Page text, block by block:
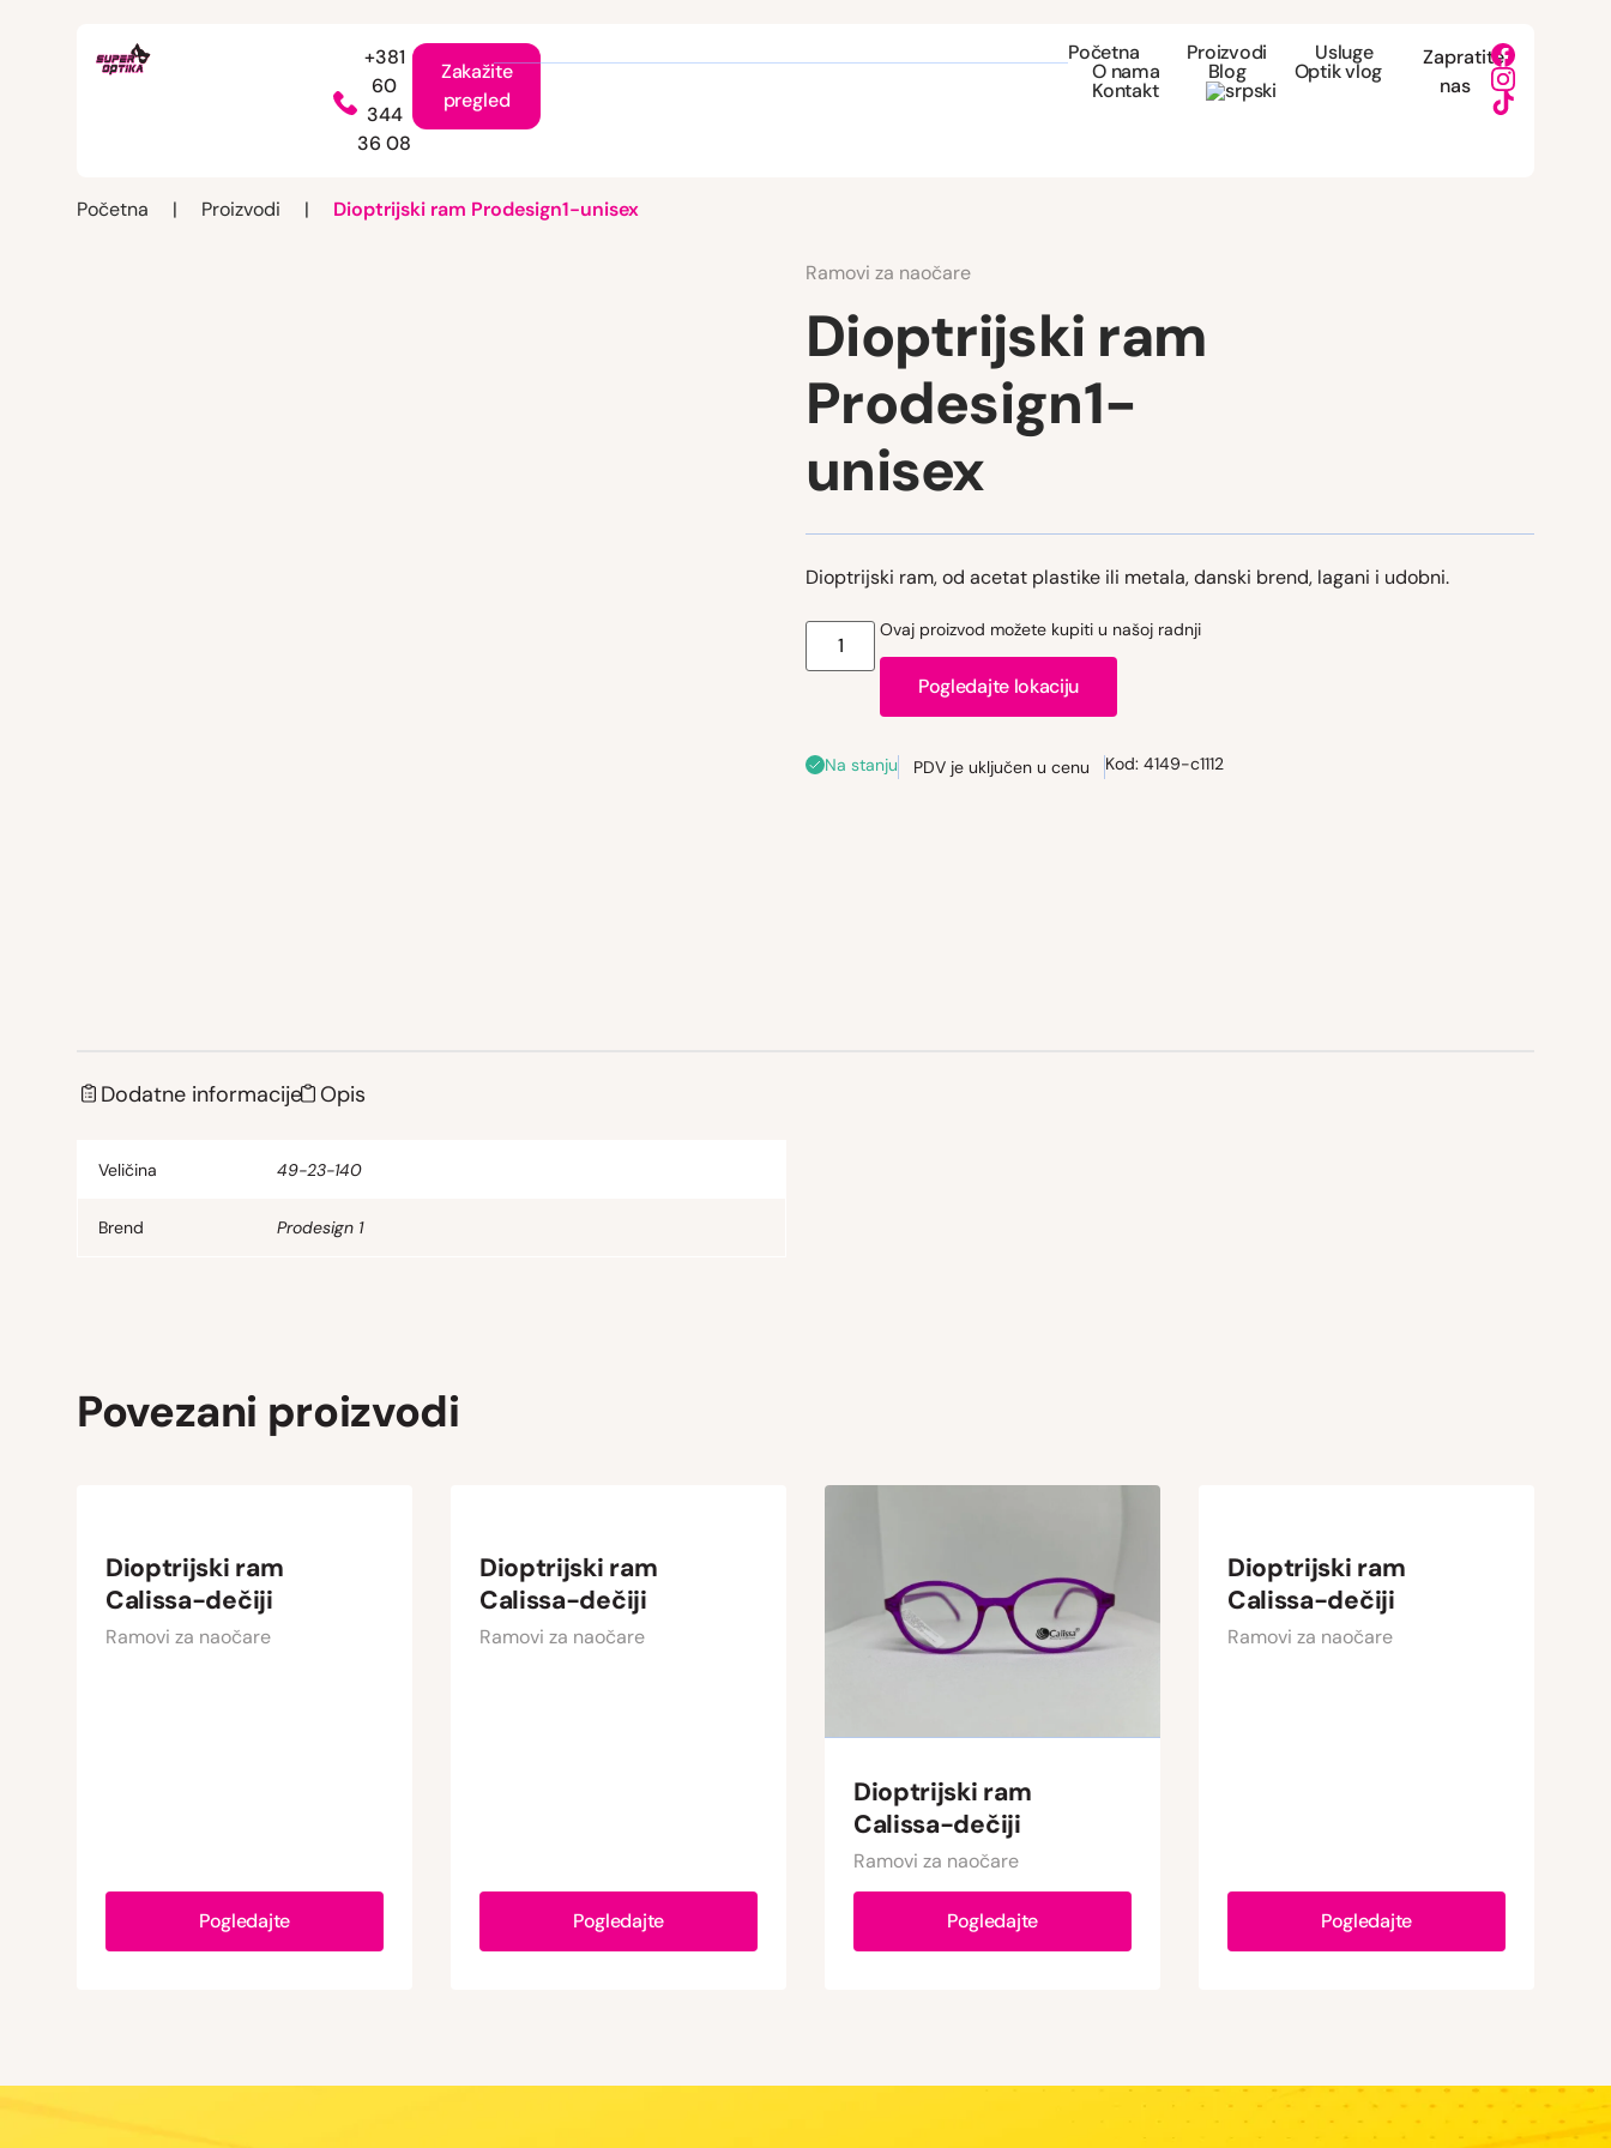
+381
60
344
36 08
Zakažite
pregled
Početna Proizvodi Usluge
O nama Blog Optik vlog
Kontakt
Zapratite
nas
Početna | Proizvodi | Dioptrijski ram Prodesign1-unisex
Ramovi za naočare
Dioptrijski ram
Prodesign1-
unisex
Dioptrijski ram, od acetat plastike ili metala, danski brend, lagani i udobni.
Ovaj proizvod možete kupiti u našoj radnji
Pogledajte lokaciju
Na stanju PDV je uključen u cenu Kod: 4149-c1112
Dodatne informacije Opis
Veličina 49-23-140
Brend Prodesign 1
Povezani proizvodi
Dioptrijski ram
Calissa-dečiji
Ramovi za naočare
Pogledajte
Dioptrijski ram
Calissa-dečiji
Ramovi za naočare
Pogledajte
Dioptrijski ram
Calissa-dečiji
Ramovi za naočare
Pogledajte
Dioptrijski ram
Calissa-dečiji
Ramovi za naočare
Pogledajte